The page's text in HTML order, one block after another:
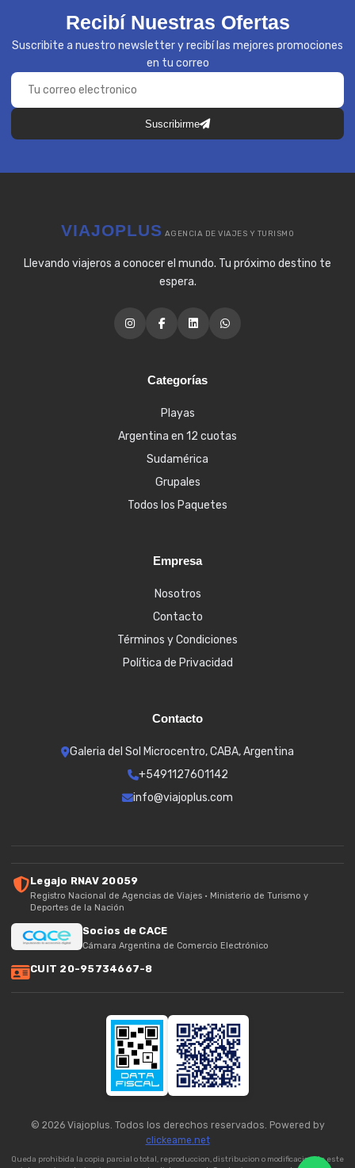
Recibí Nuestras Ofertas
Suscribite a nuestro newsletter y recibí las mejores promociones
en tu correo
Suscribirme
VIAJOPLUS AGENCIA DE VIAJES Y TURISMO
Llevando viajeros a conocer el mundo. Tu próximo destino te
espera.
Categorías
Playas
Argentina en 12 cuotas
Sudamérica
Grupales
Todos los Paquetes
Empresa
Nosotros
Contacto
Términos y Condiciones
Política de Privacidad
Contacto
Galeria del Sol Microcentro, CABA, Argentina
+5491127601142
info@viajoplus.com
Legajo RNAV 20059
Registro Nacional de Agencias de Viajes · Ministerio de Turismo y
Deportes de la Nación
Socios de CACE
Cámara Argentina de Comercio Electrónico
CUIT 20-95734667-8
© 2026 Viajoplus. Todos los derechos reservados. Powered by
clickeame.net
Queda prohibida la copia parcial o total, reproduccion, distribucion o modificacion de este